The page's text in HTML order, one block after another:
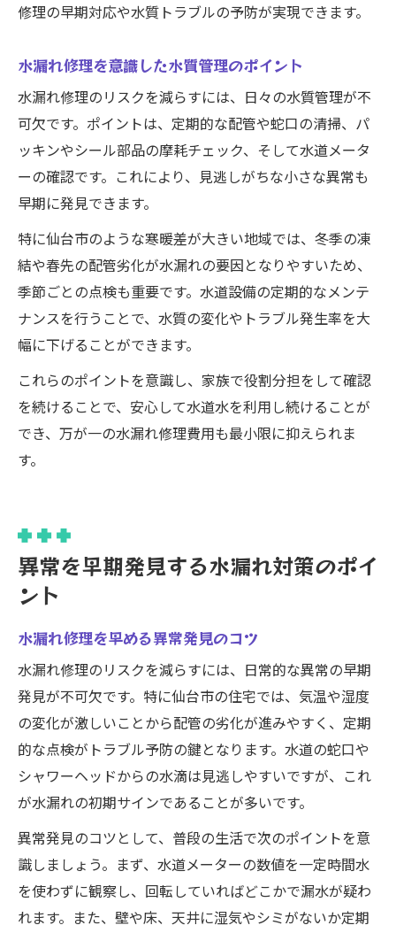
修理の早期対応や水質トラブルの予防が実現できます。
水漏れ修理を意識した水質管理のポイント
水漏れ修理のリスクを減らすには、日々の水質管理が不
可欠です。ポイントは、定期的な配管や蛇口の清掃、パ
ッキンやシール部品の摩耗チェック、そして水道メータ
ーの確認です。これにより、見逃しがちな小さな異常も
早期に発見できます。
特に仙台市のような寒暖差が大きい地域では、冬季の凍
結や春先の配管劣化が水漏れの要因となりやすいため、
季節ごとの点検も重要です。水道設備の定期的なメンテ
ナンスを行うことで、水質の変化やトラブル発生率を大
幅に下げることができます。
これらのポイントを意識し、家族で役割分担をして確認
を続けることで、安心して水道水を利用し続けることが
でき、万が一の水漏れ修理費用も最小限に抑えられま
す。
異常を早期発見する水漏れ対策のポイ
ント
水漏れ修理を早める異常発見のコツ
水漏れ修理のリスクを減らすには、日常的な異常の早期
発見が不可欠です。特に仙台市の住宅では、気温や湿度
の変化が激しいことから配管の劣化が進みやすく、定期
的な点検がトラブル予防の鍵となります。水道の蛇口や
シャワーヘッドからの水滴は見逃しやすいですが、これ
が水漏れの初期サインであることが多いです。
異常発見のコツとして、普段の生活で次のポイントを意
識しましょう。まず、水道メーターの数値を一定時間水
を使わずに観察し、回転していればどこかで漏水が疑わ
れます。また、壁や床、天井に湿気やシミがないか定期